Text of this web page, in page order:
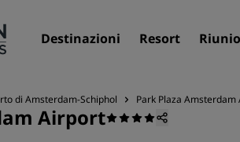
Destinazioni Resort
di Amsterdam-Schiphol Park Plaza
Airport